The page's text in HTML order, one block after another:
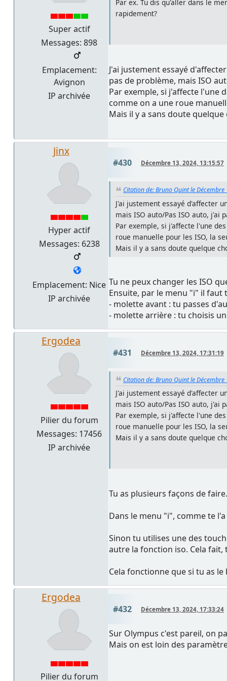
Super actif
Messages: 898
Emplacement:
Avignon
IP archivée
Par ex. Tu dis qu'aller dans le
rapidement?
J'ai justement essayé
pas de problème, mais ISO
Par exemple, si j'affecte l'une
comme on a une roue
Mais il y a sans doute
Jinx
Hyper actif
Messages: 6238
Emplacement: Nice
IP archivée
#430 Décembre 13, 2024, 13:15:57
Citation de: Bruno Quint le
J'ai justement essayé d'affecter
mais ISO auto/Pas ISO auto, j'ai
Par exemple, si j'affecte l'une
roue manuelle pour les ISO, la
Mais il y a sans doute quelque
Tu ne peux changer les ISO
Ensuite, par le menu "i" il
- molette avant : tu passes
- molette arrière : tu choisis
Ergodea
Pilier du forum
Messages: 17456
IP archivée
#431 Décembre 13, 2024, 17:31:19
Citation de: Bruno Quint le
J'ai justement essayé d'affecter
mais ISO auto/Pas ISO auto, j'ai
Par exemple, si j'affecte l'une
roue manuelle pour les ISO, la
Mais il y a sans doute quelque
Tu as plusieurs façons de faire.
Dans le menu "i", comme te
Sinon tu utilises une des
autre la fonction iso. Cela fait,
Cela fonctionne que si tu as
Ergodea
Pilier du forum
#432 Décembre 13, 2024, 17:33:24
Sur Olympus c'est pareil, on
Mais on est loin des